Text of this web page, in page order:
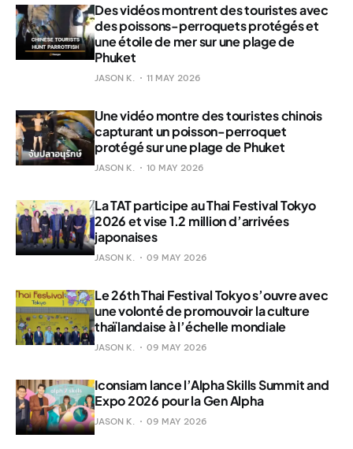
Des vidéos montrent des touristes avec
des poissons-perroquets protégés et
une étoile de mer sur une plage de
Phuket
JASON K. 11 MAY 2026
Une vidéo montre des touristes chinois
capturant un poisson-perroquet
protégé sur une plage de Phuket
JASON K. 10 MAY 2026
La TAT participe au Thai Festival Tokyo
2026 et vise 1.2 million d’arrivées
japonaises
JASON K. 09 MAY 2026
Le 26th Thai Festival Tokyo s’ouvre avec
une volonté de promouvoir la culture
thaïlandaise à l’échelle mondiale
JASON K. 09 MAY 2026
Iconsiam lance l’Alpha Skills Summit and
Expo 2026 pour la Gen Alpha
JASON K. 09 MAY 2026